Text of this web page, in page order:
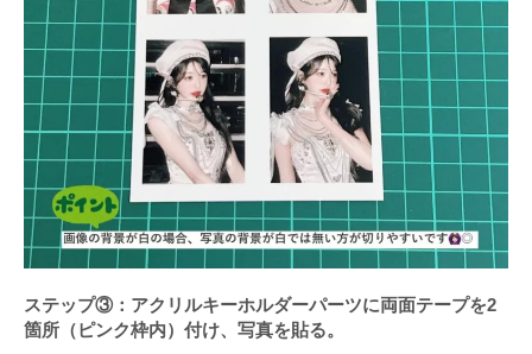
ステップ③：アクリルキーホルダーパーツに両面テープを2
箇所（ピンク枠内）付け、写真を貼る。